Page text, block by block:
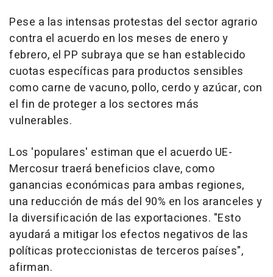
Pese a las intensas protestas del sector agrario
contra el acuerdo en los meses de enero y
febrero, el PP subraya que se han establecido
cuotas específicas para productos sensibles
como carne de vacuno, pollo, cerdo y azúcar, con
el fin de proteger a los sectores más
vulnerables.
Los 'populares' estiman que el acuerdo UE-
Mercosur traerá beneficios clave, como
ganancias económicas para ambas regiones,
una reducción de más del 90% en los aranceles y
la diversificación de las exportaciones. "Esto
ayudará a mitigar los efectos negativos de las
políticas proteccionistas de terceros países",
afirman.